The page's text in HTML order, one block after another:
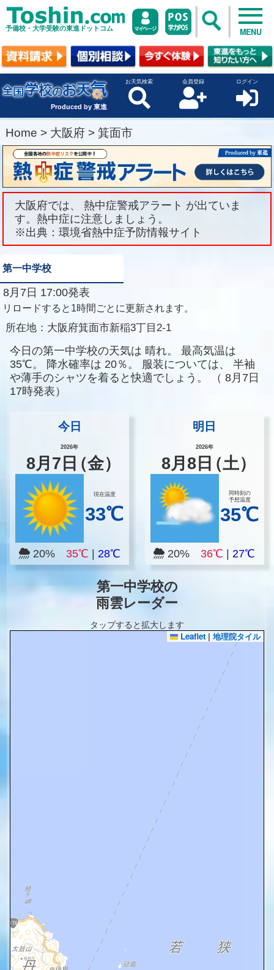
予備校・大学受験の東進ドットコム MENU
Produced by 東進
お天気検索 会員登録 ログイン
Home > 大阪府 > 箕面市
大阪府では、 熱中症警戒アラート が出ていま
す。熱中症に注意しましょう。
※出典：環境省熱中症予防情報サイト
第一中学校
8月7日 17:00発表
リロードすると1時間ごとに更新されます。
所在地： 大阪府箕面市新稲3丁目2-1
今日の第一中学校の天気は 晴れ。
最高気温は
35℃。
降水確率は 20％。 服装については、
半袖
や薄手のシャツを着ると快適でしょう。
（ 8月7日
17時発表）
今日
2026年
8月 7 日（金）
現在温度
33℃
20% 35℃ 28℃
明日
2026年
8月8 日（土）
同時刻の
予想温度
35℃
20%36℃ |27℃
第一中学校の
雨雲レーダー
タップすると拡大します
Leaflet | 地理院タイル